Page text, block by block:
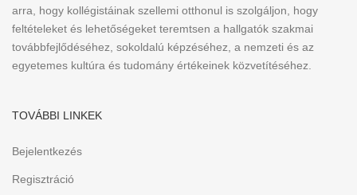
arra, hogy kollégistáinak szellemi otthonul is szolgáljon, hogy
feltételeket és lehetőségeket teremtsen a hallgatók szakmai
továbbfejlődéséhez, sokoldalú képzéséhez, a nemzeti és az
egyetemes kultúra és tudomány értékeinek közvetítéséhez.
TOVÁBBI LINKEK
Bejelentkezés
Regisztráció